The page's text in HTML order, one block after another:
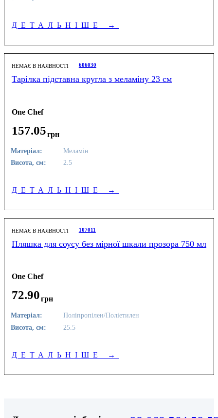
ДЕТАЛЬНІШЕ →
НЕМАЄ В НАЯВНОСТІ 606030
Тарілка підставна кругла з меламіну 23 см
One Chef
157.05грн
Матеріал:
Меламін
Висота, см:
2.5
ДЕТАЛЬНІШЕ →
НЕМАЄ В НАЯВНОСТІ 107011
Пляшка для соусу без мірної шкали прозора 750 мл
One Chef
72.90грн
Матеріал:
Поліпропілен/Поліетилен
Висота, см:
25.5
ДЕТАЛЬНІШЕ →